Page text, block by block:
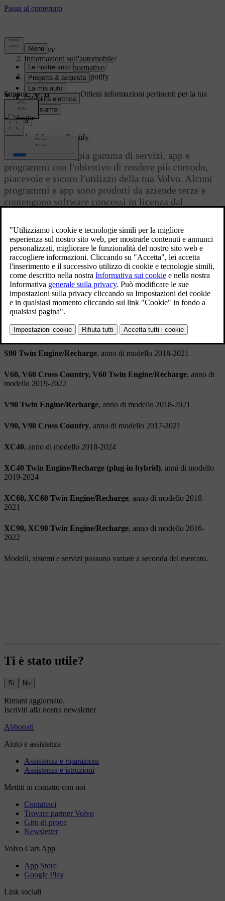
Supporto/
Informazioni sull'automobile/
Informazioni normative/
Accordo di licenza Spotify
Supporto personalizzatoOttieni informazioni pertinenti per la tua
auto specifica.
Accedi
Aggiornato 19.09.2024
Accordo di licenza Spotify
Volvo offre un'ampia gamma di servizi, app e
programmi con l'obiettivo di rendere più comodo,
piacevole e sicuro l'utilizzo della tua Volvo. Alcuni
programmi e app sono prodotti da aziende terze e
contengono software concessi in licenza dal
Accordo di licenza Spotify
Questo prodotto contiene software di terze parti concesso in licenza
da Spotify:www.spotify.com/connect/third-party-licenses.
Modelli applicabili
S60, S60 Twin Engine/Recharge
S90, anno di modello 2017-2021
S90 Twin Engine/Recharge, anno di modello 2018-2021
V60, V60 Cross Country, V60 Twin Engine/Recharge, anno di
modello 2019-2022
V90 Twin Engine/Recharge, anno di modello 2018-2021
V90, V90 Cross Country, anno di modello 2017-2021
XC40, anno di modello 2018-2024
XC40 Twin Engine/Recharge (plug-in hybrid), anni di modello
2019-2024
XC60, XC60 Twin Engine/Recharge, anno di modello 2018-
2021
XC90, XC90 Twin Engine/Recharge, anno di modello 2016-
2022
Modelli, sistemi e servizi possono variare a seconda del mercato.
Ti è stato utile?
Sì No